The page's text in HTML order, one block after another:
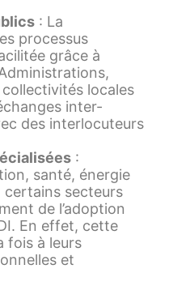
: La
processus
grâce à
locales
inter-
des interlocuteurs
:
santé, énergie
certains secteurs
de l’adoption
En effet, cette
fois à leurs
et